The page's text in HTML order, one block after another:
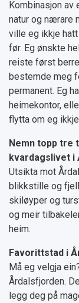
Kombinasjon
natur og nærare
ville eg ikkje
før. Eg ønskte
reiste først
bestemde meg
permanent. Eg
heimekontor,
flytta om eg
Nemn topp tre
kvardagslivet i
Utsikta mot
blikkstille og
skiløyper og
og meir
heim.
Favorittstad i
Må eg velgja
Årdalsfjorden.
legg deg på